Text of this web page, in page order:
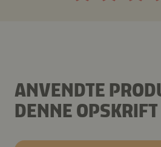
ANVENDTE
DENNE OPSKRIFT